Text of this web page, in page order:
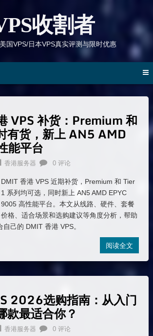
收割者
国VPS/日本VPS真实评测与限时优惠
VPS 补货：Premium 和
有货，新上 AN5 AMD
能平台
香港服务器 0 评论
DMIT 香港 VPS 近期补货，Premium 和 Tier
1 系列均可选，同时新上 AN5 AMD EPYC
9005 高性能平台。本文从线路、硬件、套餐
价格、适合场景和选购建议等角度分析，帮助
己的 DMIT 香港 VPS。
阅读全文
2026选购指南：从入门
款最适合你？
香港服务器 0 评论